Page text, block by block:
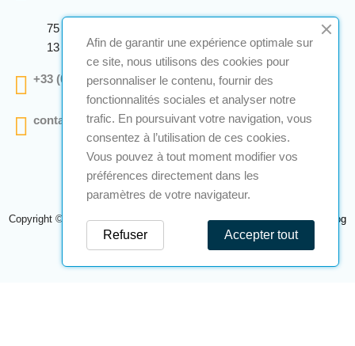
75 Avenue Marcellin Berthelot Anthelios Bâtiment E
13 290 Aix En Provence
+33 (0)4 12 28 00 69
contact@a2s-atex.com
Copyright © 2026 A2S Atex. Tous droits réservés. Une réalisationNavilog
Afin de garantir une expérience optimale sur
ce site, nous utilisons des cookies pour
personnaliser le contenu, fournir des
fonctionnalités sociales et analyser notre
trafic. En poursuivant votre navigation, vous
consentez à l’utilisation de ces cookies.
Vous pouvez à tout moment modifier vos
préférences directement dans les
paramètres de votre navigateur.
Accepter tout
Refuser